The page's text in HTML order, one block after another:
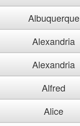
Albuquerque
Alexandria
Alexandria
Alfred
Alice